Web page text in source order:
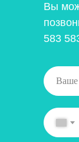
Вы
583